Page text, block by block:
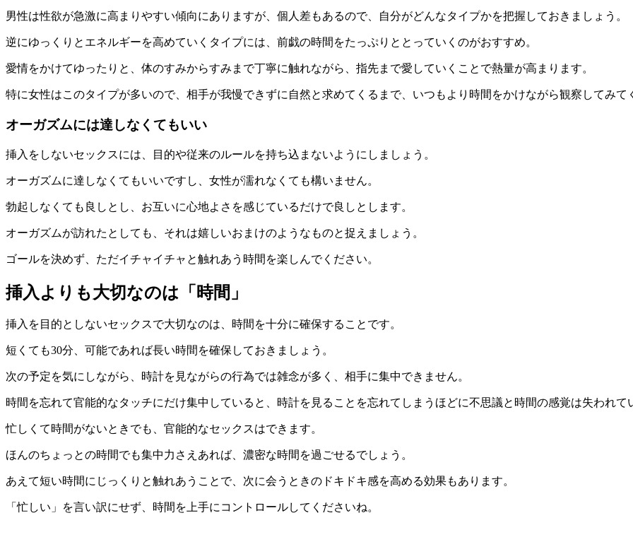
男性は性欲が急激に高まりやすい傾向にありますが、個人差もあるので、自分がどんなタイプかを把握しておきましょう。
逆にゆっくりとエネルギーを高めていくタイプには、前戯の時間をたっぷりととっていくのがおすすめ。
愛情をかけてゆったりと、体のすみからすみまで丁寧に触れながら、指先まで愛していくことで熱量が高まります。
特に女性はこのタイプが多いので、相手が我慢できずに自然と求めてくるまで、いつもより時間をかけながら観察してみて
オーガズムには達しなくてもいい
挿入をしないセックスには、目的や従来のルールを持ち込まないようにしましょう。
オーガズムに達しなくてもいいですし、女性が濡れなくても構いません。
勃起しなくても良しとし、お互いに心地よさを感じているだけで良しとします。
オーガズムが訪れたとしても、それは嬉しいおまけのようなものと捉えましょう。
ゴールを決めず、ただイチャイチャと触れあう時間を楽しんでください。
挿入よりも大切なのは「時間」
挿入を目的としないセックスで大切なのは、時間を十分に確保することです。
短くても30分、可能であれば長い時間を確保しておきましょう。
次の予定を気にしながら、時計を見ながらの行為では雑念が多く、相手に集中できません。
時間を忘れて官能的なタッチにだけ集中していると、時計を見ることを忘れてしまうほどに不思議と時間の感覚は失われて
忙しくて時間がないときでも、官能的なセックスはできます。
ほんのちょっとの時間でも集中力さえあれば、濃密な時間を過ごせるでしょう。
あえて短い時間にじっくりと触れあうことで、次に会うときのドキドキ感を高める効果もあります。
「忙しい」を言い訳にせず、時間を上手にコントロールしてくださいね。